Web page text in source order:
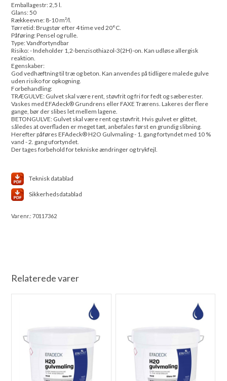
Emballagestr: 2,5 l.
Glans: 50
Rækkeevne: 8-10 m²/l.
Tørretid: Brugstør efter 4 time ved 20°C.
Påføring: Pensel og rulle.
Type: Vandfortyndbar
Risiko: - Indeholder 1,2-benzisothiazol-3(2H)-on. Kan udløse allergisk
reaktion.
Egenskaber:
God vedhæftning til træ og beton. Kan anvendes på tidligere malede gulve
uden risiko for opkogning.
Forbehandling:
TRÆGULVE: Gulvet skal være rent, støvfrit og fri for fedt og sæberester.
Vaskes med EFAdeck® Grundrens eller FAXE Trærens. Lakeres der flere
gange, bør der slibes let mellem lagene.
BETONGULVE: Gulvet skal være rent og støvfrit. Hvis gulvet er glittet,
således at overfladen er meget tæt, anbefales først en grundig slibning.
Herefter påføres EFAdeck® H2O Gulvmaling - 1. gang fortyndet med 10 %
vand - 2. gang ufortyndet.
Der tages forbehold for tekniske ændringer og trykfejl.
Teknisk datablad
Sikkerhedsdatablad
Varenr.:70117362
Relaterede varer